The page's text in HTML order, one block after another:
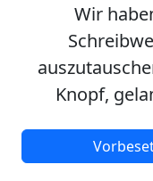
Wir
Knopf,